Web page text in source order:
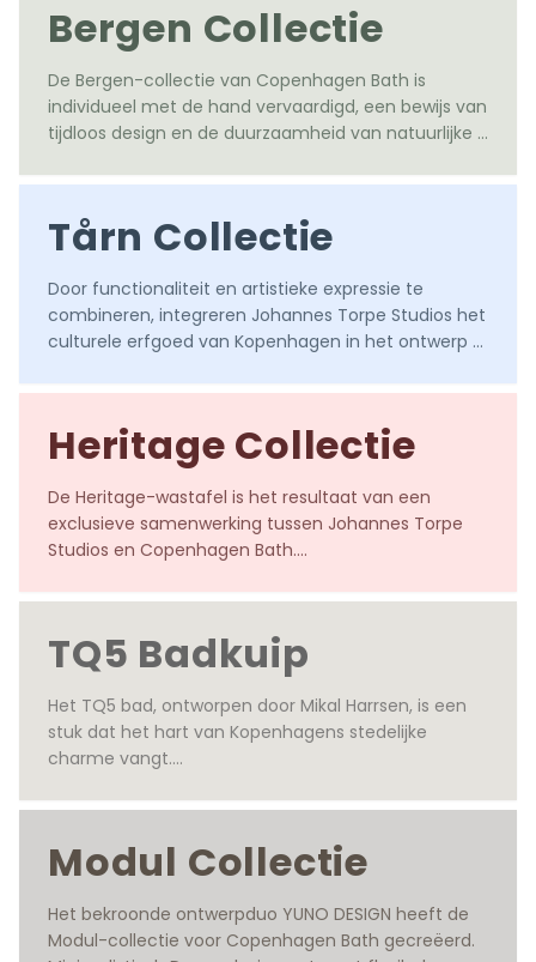
Bergen Collectie
De Bergen-collectie van Copenhagen Bath is
individueel met de hand vervaardigd, een bewijs van
tijdloos design en de duurzaamheid van natuurlijke
Europese eikenhout.
Tårn Collectie
Door functionaliteit en artistieke expressie te
combineren, integreren Johannes Torpe Studios het
culturele erfgoed van Kopenhagen in het ontwerp
met Deense designexcellentie.
Heritage Collectie
De Heritage-wastafel is het resultaat van een
exclusieve samenwerking tussen Johannes Torpe
Studios en Copenhagen Bath.
TQ5 Badkuip
Het TQ5 bad, ontworpen door Mikal Harrsen, is een
stuk dat het hart van Kopenhagens stedelijke
charme vangt.
Modul Collectie
Het bekroonde ontwerpduo YUNO DESIGN heeft de
Modul-collectie voor Copenhagen Bath gecreëerd.